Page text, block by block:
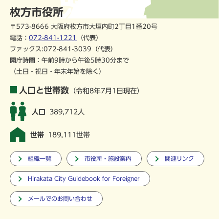
枚方市役所
〒573-8666 大阪府枚方市大垣内町2丁目1番20号
電話： 072-841-1221
（代表）
ファックス:072-841-3039（代表）
開庁時間：午前9時から午後5時30分まで
（土日・祝日・年末年始を除く）
人口と世帯数 （令和8年7月1日現在）
人口 389,712人
世帯 189,111世帯
組織一覧 市役所・施設案内 関連リンク
Hirakata City Guidebook for Foreigner
メールでのお問い合わせ